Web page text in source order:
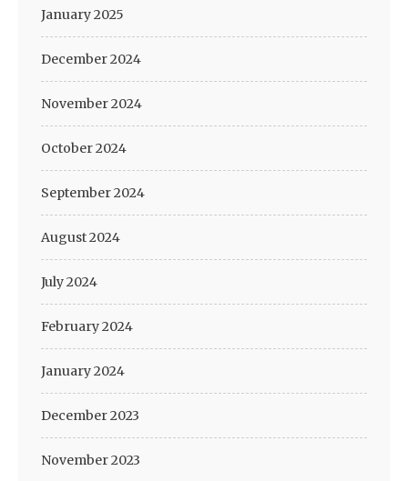
January 2025
December 2024
November 2024
October 2024
September 2024
August 2024
July 2024
February 2024
January 2024
December 2023
November 2023